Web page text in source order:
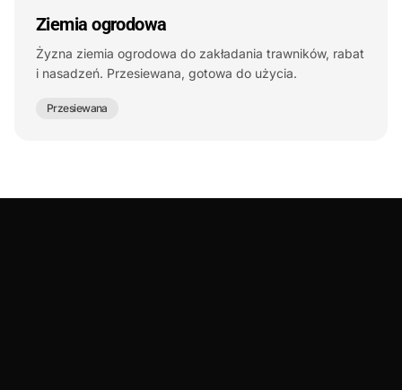
Ziemia ogrodowa
Żyzna ziemia ogrodowa do zakładania trawników, rabat
i nasadzeń. Przesiewana, gotowa do użycia.
Przesiewana